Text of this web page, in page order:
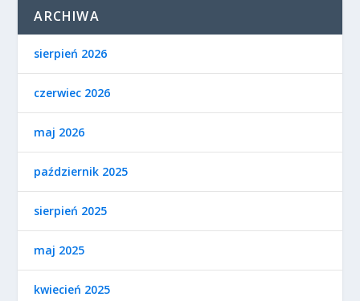
ARCHIWA
sierpień 2026
czerwiec 2026
maj 2026
październik 2025
sierpień 2025
maj 2025
kwiecień 2025